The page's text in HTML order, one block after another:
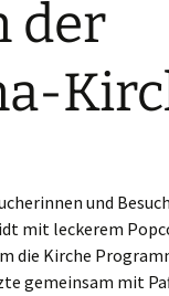
der
und
mit leckerem
die Kirche
gemeinsam mit